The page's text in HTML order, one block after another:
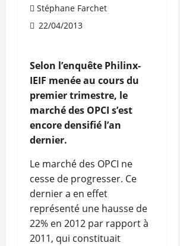
Stéphane Farchet
22/04/2013
Selon l’enquête Philinx-
IEIF menée au cours du
premier trimestre, le
marché des OPCI s’est
encore densifié l’an
dernier.
Le marché des OPCI ne
cesse de progresser. Ce
dernier a en effet
représenté une hausse de
22% en 2012 par rapport à
2011, qui constituait